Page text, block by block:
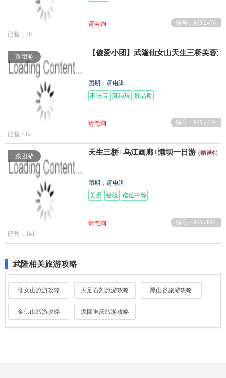
请电询
编号：MY2476
已售：70
跟团游 【傻爱小团】武隆仙女山天生三桥芙蓉
团期：请电询
不进店 真纯玩 好品质
请电询
编号：MY2479
已售：82
跟团游 天生三桥+乌江画廊+懒坝一日游 (赠送特
团期：请电询
美景 秘境 赠送中餐
请电询
编号：MY2614
已售：141
武隆相关旅游攻略
仙女山旅游攻略 大足石刻旅游攻略 黑山谷旅游攻略
金佛山旅游攻略 返回重庆旅游攻略